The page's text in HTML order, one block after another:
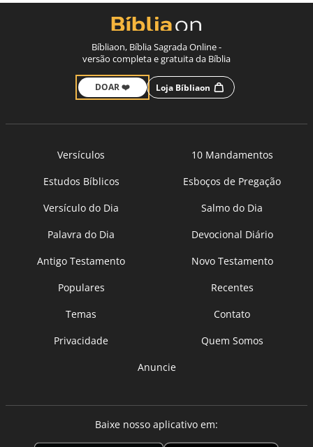
Bíbliaon, Bíblia Sagrada Online -
versão completa e gratuita da Bíblia
DOAR ❤️ Loja Bíbliaon
Versículos
10 Mandamentos
Estudos Bíblicos
Esboços de Pregação
Versículo do Dia
Salmo do Dia
Palavra do Dia
Devocional Diário
Antigo Testamento
Novo Testamento
Populares
Recentes
Temas
Contato
Privacidade
Quem Somos
Anuncie
Baixe nosso aplicativo em: